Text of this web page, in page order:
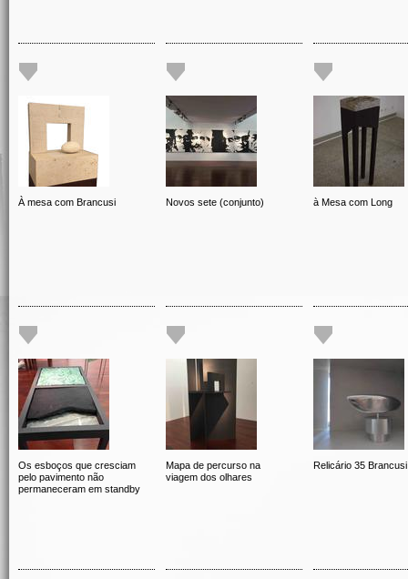
À mesa com Brancusi Novos sete (conjunto) à Mesa com Long
Os esboços que cresciam
pelo pavimento não
permaneceram em standby
Mapa de percurso na
viagem dos olhares
Relicário 35 Brancusi